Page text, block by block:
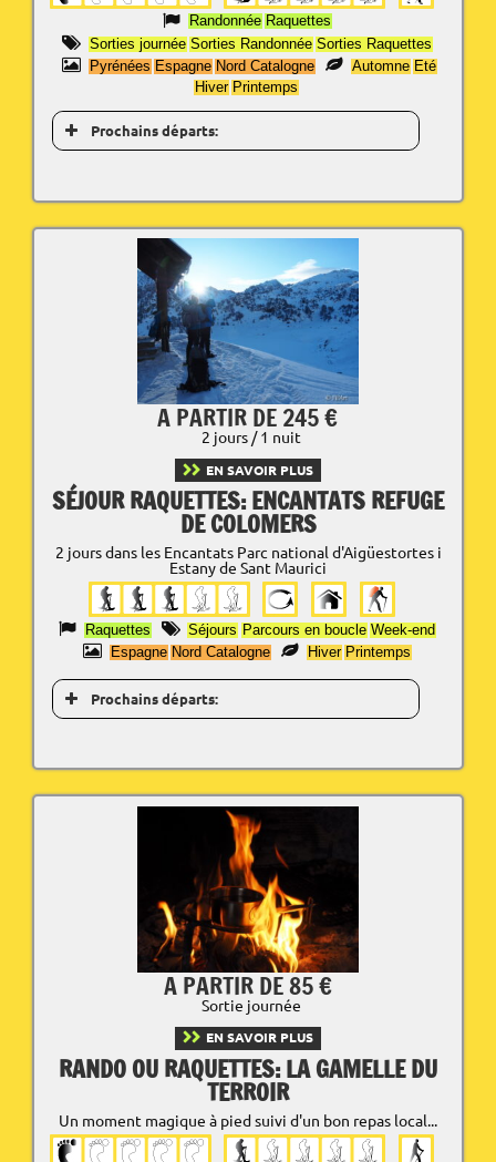
Randonnée Raquettes
Sorties journée Sorties Randonnée Sorties Raquettes
Pyrénées Espagne Nord Catalogne Automne Eté
Hiver Printemps
Prochains départs:
A PARTIR DE 245 €
2 jours / 1 nuit
EN SAVOIR PLUS
SÉJOUR RAQUETTES: ENCANTATS REFUGE
DE COLOMERS
2 jours dans les Encantats Parc national d'Aigüestortes i
Estany de Sant Maurici
Raquettes Séjours Parcours en boucle Week-end
Espagne Nord Catalogne Hiver Printemps
Prochains départs:
A PARTIR DE 85 €
Sortie journée
EN SAVOIR PLUS
RANDO OU RAQUETTES: LA GAMELLE DU
TERROIR
Un moment magique à pied suivi d'un bon repas local...